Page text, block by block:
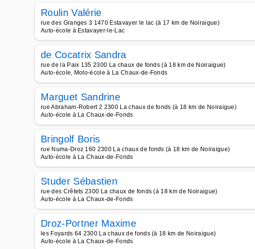
Roulin Valérie
rue des Granges 3 1470 Estavayer le lac (à 17 km de Noiraigue)
Auto-école à Estavayer-le-Lac
de Cocatrix Sandra
rue de la Paix 135 2300 La chaux de fonds (à 18 km de Noiraigue)
Auto-école, Moto-école à La Chaux-de-Fonds
Marguet Sandrine
rue Abraham-Robert 2 2300 La chaux de fonds (à 18 km de Noiraigue)
Auto-école à La Chaux-de-Fonds
Bringolf Boris
rue Numa-Droz 160 2300 La chaux de fonds (à 18 km de Noiraigue)
Auto-école à La Chaux-de-Fonds
Studer Sébastien
rue des Crêtets 2300 La chaux de fonds (à 18 km de Noiraigue)
Auto-école à La Chaux-de-Fonds
Droz-Portner Maxime
les Foyards 64 2300 La chaux de fonds (à 18 km de Noiraigue)
Auto-école à La Chaux-de-Fonds